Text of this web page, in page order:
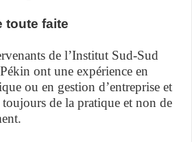
toute faite
de l’Institut Sud-Sud
ont une expérience en
ou en gestion d’entreprise et
de la pratique et non de